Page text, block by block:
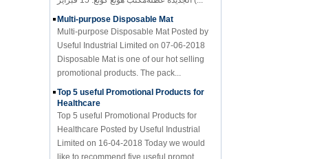
Multi-purpose Disposable Mat
Multi-purpose Disposable Mat Posted by
Useful Industrial Limited on 07-06-2018
Disposable Mat is one of our hot selling
promotional products. The pack...
Top 5 useful Promotional Products for
Healthcare
Top 5 useful Promotional Products for
Healthcare Posted by Useful Industrial
Limited on 16-04-2018 Today we would
like to recommend five useful promot...